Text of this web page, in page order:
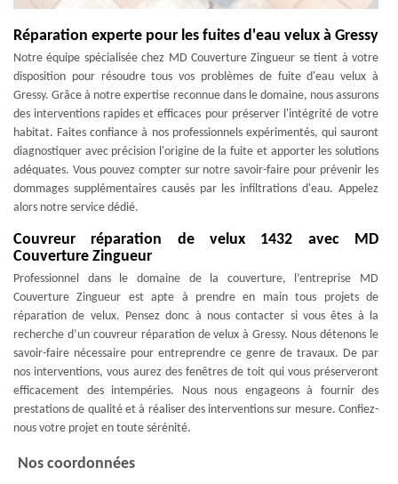
Réparation experte pour les fuites d'eau velux à Gressy
Notre équipe spécialisée chez MD Couverture Zingueur se tient à votre
disposition pour résoudre tous vos problèmes de fuite d'eau velux à
Gressy. Grâce à notre expertise reconnue dans le domaine, nous assurons
des interventions rapides et efficaces pour préserver l'intégrité de votre
habitat. Faites confiance à nos professionnels expérimentés, qui sauront
diagnostiquer avec précision l'origine de la fuite et apporter les solutions
adéquates. Vous pouvez compter sur notre savoir-faire pour prévenir les
dommages supplémentaires causés par les infiltrations d'eau. Appelez
alors notre service dédié.
Couvreur réparation de velux 1432 avec MD
Couverture Zingueur
Professionnel dans le domaine de la couverture, l’entreprise MD
Couverture Zingueur est apte à prendre en main tous projets de
réparation de velux. Pensez donc à nous contacter si vous êtes à la
recherche d’un couvreur réparation de velux à Gressy. Nous détenons le
savoir-faire nécessaire pour entreprendre ce genre de travaux. De par
nos interventions, vous aurez des fenêtres de toit qui vous préserveront
efficacement des intempéries. Nous nous engageons à fournir des
prestations de qualité et à réaliser des interventions sur mesure. Confiez-
nous votre projet en toute sérénité.
Nos coordonnées